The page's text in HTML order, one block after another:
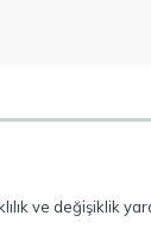
ve değişiklik